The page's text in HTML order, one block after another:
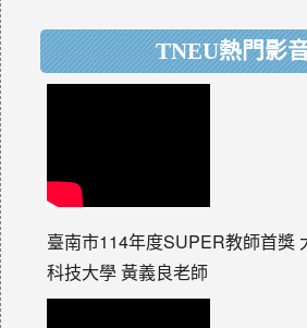
TNEU熱門影
臺南市114年度SUPER教師首獎
科技大學 黃義良老師